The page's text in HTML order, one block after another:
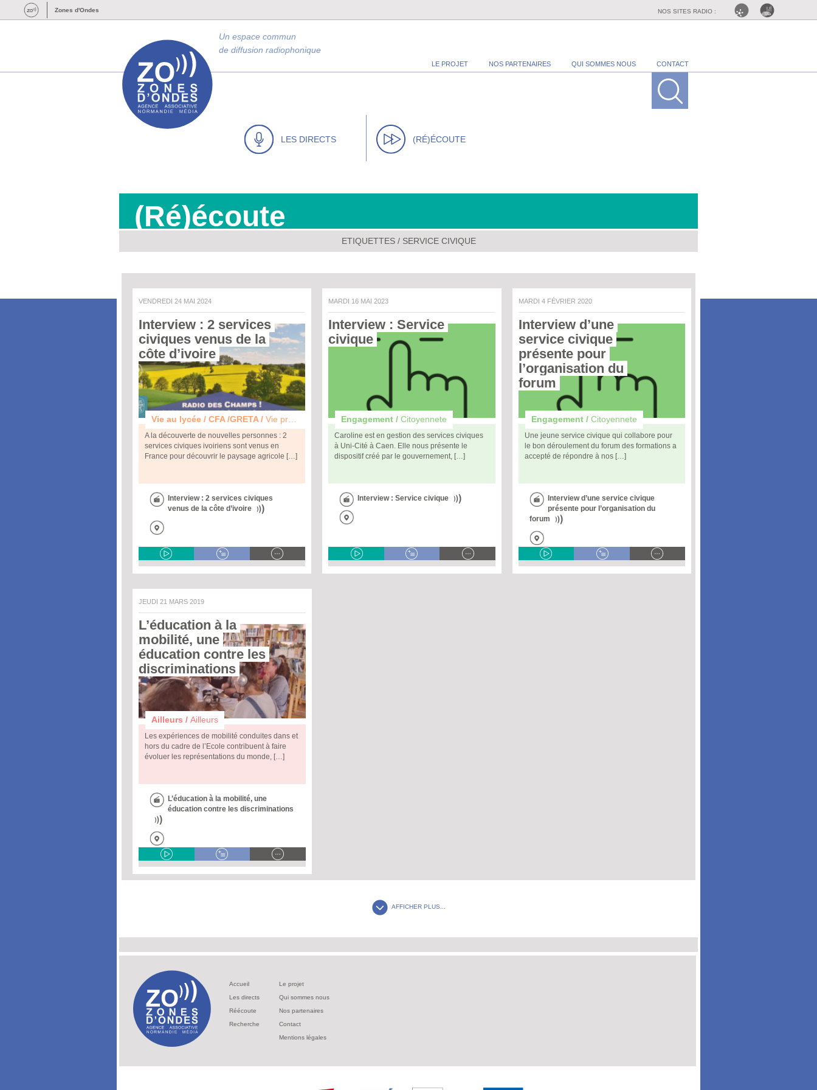
Zones d'Ondes NOS SITES RADIO :
LE PROJET NOS PARTENAIRES QUI SOMMES NOUS CONTACT
Un espace commun
de diffusion radiophonique
LES DIRECTS (RÉ)ÉCOUTE
(Ré)écoute
ETIQUETTES / SERVICE CIVIQUE
VENDREDI 24 MAI 2024
Interview : 2 services
civiques venus de la
côte d’ivoire
Vie au lycée / CFA /GRETA / Vie professionnelle et etudes
A la découverte de nouvelles personnes : 2
services civiques ivoiriens sont venus en
France pour découvrir le paysage agricole […]
Interview : 2 services civiques
venus de la côte d’ivoire
MARDI 16 MAI 2023
Interview : Service
civique
Engagement /Citoyennete
Caroline est en gestion des services civiques
à Uni-Cité à Caen. Elle nous présente le
dispositif créé par le gouvernement, […]
Interview : Service civique
MARDI 4 FÉVRIER 2020
Interview d’une
service civique
présente pour
l’organisation du
forum
Engagement / Citoyennete
Une jeune service civique qui collabore pour
le bon déroulement du forum des formations a
accepté de répondre à nos […]
Interview d’une service civique
présente pour l’organisation du
forum
JEUDI 21 MARS 2019
L’éducation à la
mobilité, une
éducation contre les
discriminations
Ailleurs / Ailleurs
Les expériences de mobilité conduites dans et
hors du cadre de l’Ecole contribuent à faire
évoluer les représentations du monde, […]
L’éducation à la mobilité, une
éducation contre les discriminations
AFFICHER PLUS...
Accueil
Les directs
Réécoute
Recherche
Le projet
Qui sommes nous
Nos partenaires
Contact
Mentions légales